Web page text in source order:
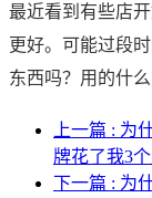
最近看到有些店
更好。可能过段
东西吗？用的什么
上一篇 : 为
牌花了我3
下一篇 : 为